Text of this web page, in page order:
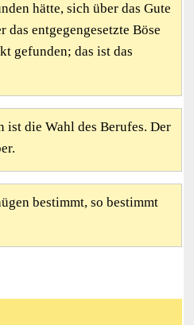
hätte, sich über das Gute
das entgegengesetzte Böse
gefunden; das ist das
ist die Wahl des Berufes. Der
bestimmt, so bestimmt